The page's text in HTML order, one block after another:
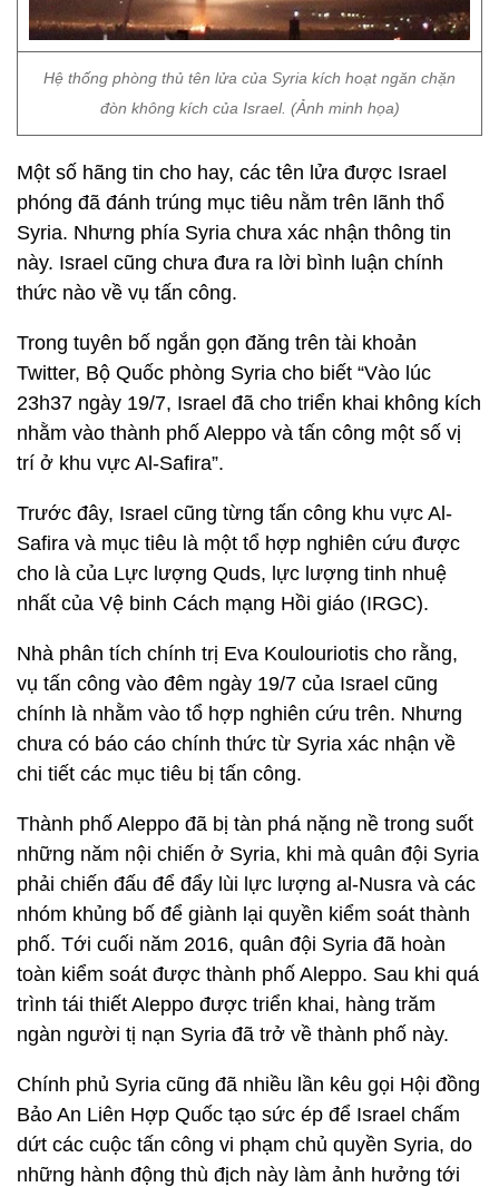
Hệ thống phòng thủ tên lửa của Syria kích hoạt ngăn chặn
đòn không kích của Israel. (Ảnh minh họa)
Một số hãng tin cho hay, các tên lửa được Israel
phóng đã đánh trúng mục tiêu nằm trên lãnh thổ
Syria. Nhưng phía Syria chưa xác nhận thông tin
này. Israel cũng chưa đưa ra lời bình luận chính
thức nào về vụ tấn công.
Trong tuyên bố ngắn gọn đăng trên tài khoản
Twitter, Bộ Quốc phòng Syria cho biết “Vào lúc
23h37 ngày 19/7, Israel đã cho triển khai không kích
nhằm vào thành phố Aleppo và tấn công một số vị
trí ở khu vực Al-Safira”.
Trước đây, Israel cũng từng tấn công khu vực Al-
Safira và mục tiêu là một tổ hợp nghiên cứu được
cho là của Lực lượng Quds, lực lượng tinh nhuệ
nhất của Vệ binh Cách mạng Hồi giáo (IRGC).
Nhà phân tích chính trị Eva Koulouriotis cho rằng,
vụ tấn công vào đêm ngày 19/7 của Israel cũng
chính là nhằm vào tổ hợp nghiên cứu trên. Nhưng
chưa có báo cáo chính thức từ Syria xác nhận về
chi tiết các mục tiêu bị tấn công.
Thành phố Aleppo đã bị tàn phá nặng nề trong suốt
những năm nội chiến ở Syria, khi mà quân đội Syria
phải chiến đấu để đẩy lùi lực lượng al-Nusra và các
nhóm khủng bố để giành lại quyền kiểm soát thành
phố. Tới cuối năm 2016, quân đội Syria đã hoàn
toàn kiểm soát được thành phố Aleppo. Sau khi quá
trình tái thiết Aleppo được triển khai, hàng trăm
ngàn người tị nạn Syria đã trở về thành phố này.
Chính phủ Syria cũng đã nhiều lần kêu gọi Hội đồng
Bảo An Liên Hợp Quốc tạo sức ép để Israel chấm
dứt các cuộc tấn công vi phạm chủ quyền Syria, do
những hành động thù địch này làm ảnh hưởng tới